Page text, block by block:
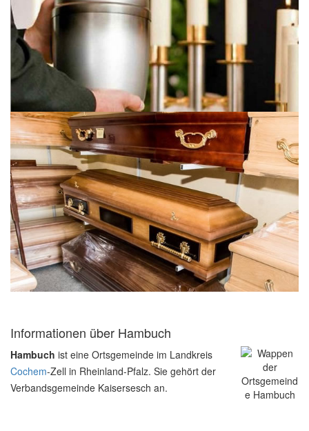
Informationen über Hambuch
Hambuch ist eine Ortsgemeinde im Landkreis
Cochem-Zell in Rheinland-Pfalz. Sie gehört der
Verbandsgemeinde Kaisersesch an.